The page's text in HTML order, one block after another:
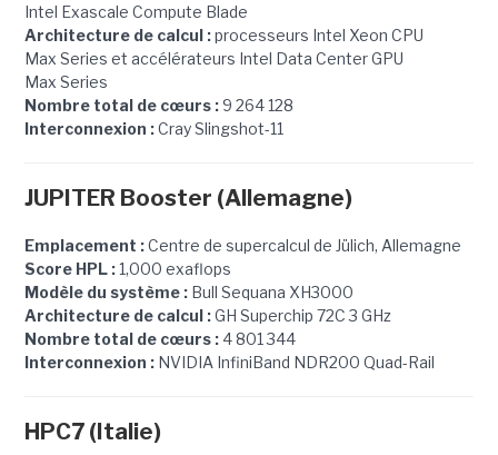
Intel Exascale Compute Blade
Architecture de calcul :processeurs Intel Xeon CPU
Max Series et accélérateurs Intel Data Center GPU
Max Series
Nombre total de cœurs :9 264 128
Interconnexion :Cray Slingshot-11
JUPITER Booster (Allemagne)
Emplacement :Centre de supercalcul de Jülich, Allemagne
Score HPL :1,000 exaflops
Modèle du système :Bull Sequana XH3000
Architecture de calcul :GH Superchip 72C 3 GHz
Nombre total de cœurs :4 801 344
Interconnexion :NVIDIA InfiniBand NDR200 Quad-Rail
HPC7 (Italie)